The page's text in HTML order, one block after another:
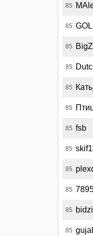
85
85
85
85
85
85
85 fsb
85
85
85
85
85